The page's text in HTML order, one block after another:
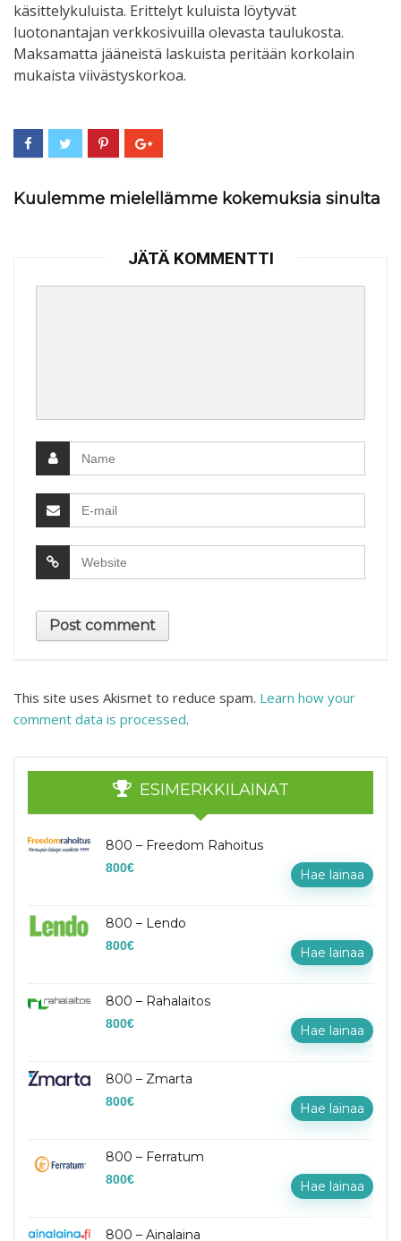
käsittelykuluista. Erittelyt kuluista löytyvät
luotonantajan verkkosivuilla olevasta taulukosta.
Maksamatta jääneistä laskuista peritään korkolain
mukaista viivästyskorkoa.
Kuulemme mielellämme kokemuksia sinulta
JÄTÄ KOMMENTTI
This site uses Akismet to reduce spam. Learn how your
comment data is processed.
ESIMERKKILAINAT
800 – Freedom Rahoitus
800€ Hae lainaa
800 – Lendo
800€ Hae lainaa
800 – Rahalaitos
800€ Hae lainaa
800 – Zmarta
800€ Hae lainaa
800 – Ferratum
800€ Hae lainaa
800 – Ainalaina